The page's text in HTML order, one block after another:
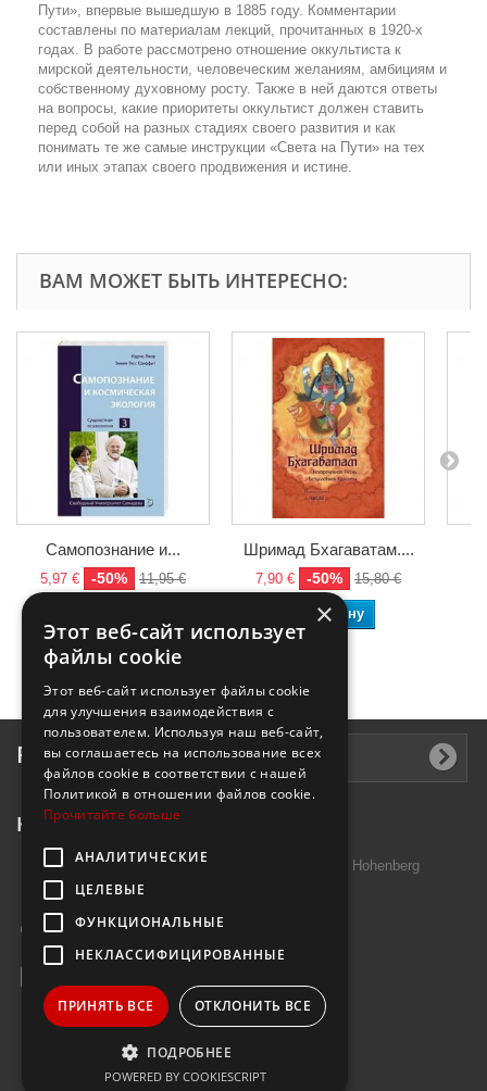
Пути», впервые вышедшую в 1885 году. Комментарии
составлены по материалам лекций, прочитанных в 1920-х
годах. В работе рассмотрено отношение оккультиста к
мирской деятельности, человеческим желаниям, амбициям и
собственному духовному росту. Также в ней даются ответы
на вопросы, какие приоритеты оккультист должен ставить
перед собой на разных стадиях своего развития и как
понимать те же самые инструкции «Света на Пути» на тех
или иных этапах своего продвижения и истине.
ВАМ МОЖЕТ БЫТЬ ИНТЕРЕСНО:
Самопознание и...
5,97 € -50% 11,95 €
Шримад Бхагаватам....
7,90 € -50% 15,80 €
В корзину
Рассылка
Контактная информация
Introtek GmbH, Hutschenreuther Str. 13 95691 Hohenberg
Deutschland
Звоните нам:
×
Этот веб-сайт использует
файлы cookie
Этот веб-сайт использует файлы cookie
для улучшения взаимодействия с
пользователем. Используя наш веб-сайт,
вы соглашаетесь на использование всех
файлов cookie в соответствии с нашей
Политикой в ​​отношении файлов cookie.
Прочитайте больше
АНАЛИТИЧЕСКИЕ
ЦЕЛЕВЫЕ
ФУНКЦИОНАЛЬНЫЕ
НЕКЛАССИФИЦИРОВАННЫЕ
ПРИНЯТЬ ВСЕ ОТКЛОНИТЬ ВСЕ
ПОДРОБНЕЕ
POWERED BY COOKIESCRIPT